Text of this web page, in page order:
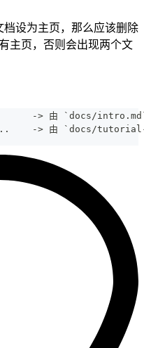
档设为主页，那么应该删除
主页，否则会出现两个文
-> 由 `docs/intro.md`
-> 由 `docs/